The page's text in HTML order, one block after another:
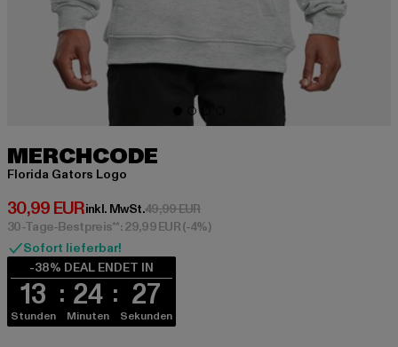
MERCHCODE
Florida Gators Logo
30,99 EUR
Derzeitiger Preis: 30,99 EUR
inkl. MwSt.49,99 EURAktionspreis: 49,99 EUR
30-Tage-Bestpreis**: 29,99 EUR(-4%)
Sofort lieferbar!
-38% DEAL ENDET IN
13
Stunden
24
Minuten
27
Sekunden